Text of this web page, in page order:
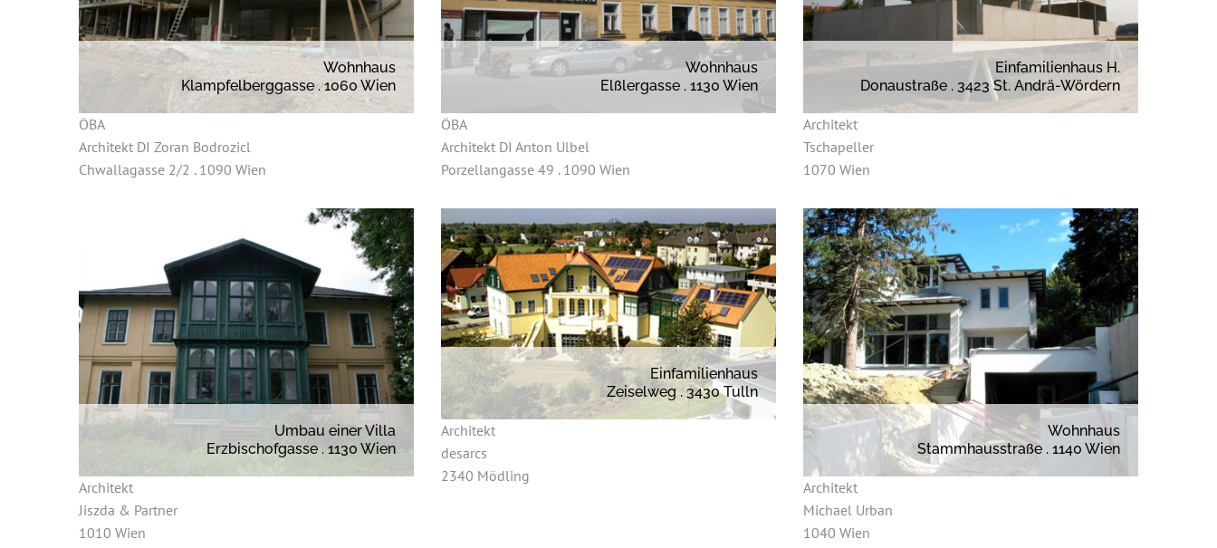
Wohnhaus
Klampfelberggasse . 1060 Wien
ÖBA
Architekt DI Zoran Bodrozicl
Chwallagasse 2/2 . 1090 Wien
Wohnhaus
Elßlergasse . 1130 Wien
ÖBA
Architekt DI Anton Ulbel
Porzellangasse 49 . 1090 Wien
Einfamilienhaus H.
Donaustraße . 3423 St. Andrä-Wördern
Architekt
Tschapeller
1070 Wien
Umbau einer Villa
Erzbischofgasse . 1130 Wien
Architekt
Jiszda & Partner
1010 Wien
Einfamilienhaus
Zeiselweg . 3430 Tulln
Architekt
desarcs
2340 Mödling
Wohnhaus
Stammhausstraße . 1140 Wien
Architekt
Michael Urban
1040 Wien